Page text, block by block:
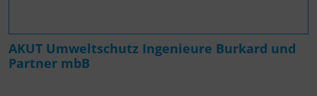
AKUT Umweltschutz Ingenieure Burkard und
Partner mbB